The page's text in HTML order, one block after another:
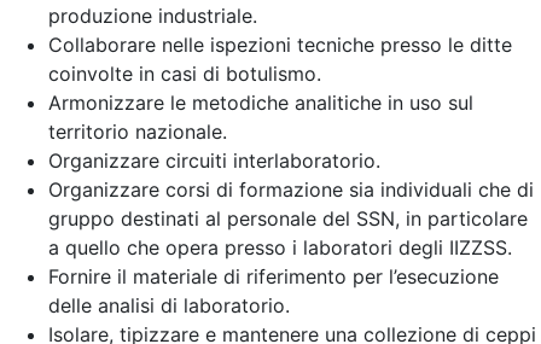
produzione industriale.
Collaborare nelle ispezioni tecniche presso le ditte
coinvolte in casi di botulismo.
Armonizzare le metodiche analitiche in uso sul
territorio nazionale.
Organizzare circuiti interlaboratorio.
Organizzare corsi di formazione sia individuali che di
gruppo destinati al personale del SSN, in particolare
a quello che opera presso i laboratori degli IIZZSS.
Fornire il materiale di riferimento per l’esecuzione
delle analisi di laboratorio.
Isolare, tipizzare e mantenere una collezione di ceppi